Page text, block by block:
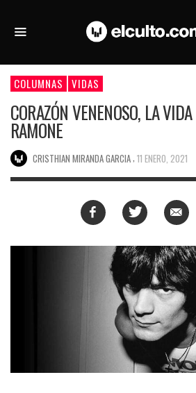
COLUMNAS VIDAS
CORAZÓN VENENOSO, LA
RAMONE
CRISTHIAN MIRANDA GARCIA 11 ENERO, 2021